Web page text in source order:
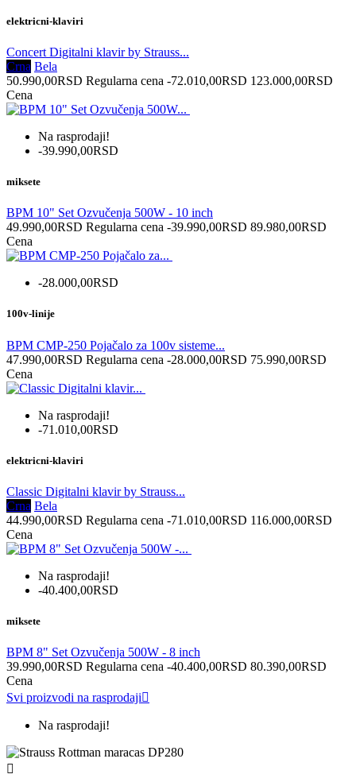
elektricni-klaviri
Concert Digitalni klavir by Strauss...
Crna Bela
50.990,00RSD Regularna cena -72.010,00RSD 123.000,00RSD
Cena
Na rasprodaji!
-39.990,00RSD
miksete
BPM 10" Set Ozvučenja 500W - 10 inch
49.990,00RSD Regularna cena -39.990,00RSD 89.980,00RSD
Cena
-28.000,00RSD
100v-linije
BPM CMP-250 Pojačalo za 100v sisteme...
47.990,00RSD Regularna cena -28.000,00RSD 75.990,00RSD
Cena
Na rasprodaji!
-71.010,00RSD
elektricni-klaviri
Classic Digitalni klavir by Strauss...
Crna Bela
44.990,00RSD Regularna cena -71.010,00RSD 116.000,00RSD
Cena
Na rasprodaji!
-40.400,00RSD
miksete
BPM 8" Set Ozvučenja 500W - 8 inch
39.990,00RSD Regularna cena -40.400,00RSD 80.390,00RSD
Cena
Svi proizvodi na rasprodaji
Na rasprodaji!
